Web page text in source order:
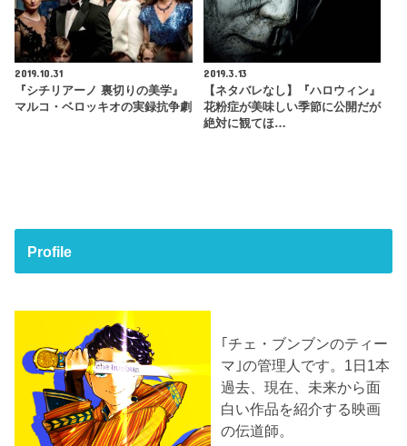
2019.10.31
『シチリアーノ 裏切りの美学』
マルコ・ベロッキオの実録抗争劇
2019.3.13
【ネタバレなし】『ハロウィン』
花粉症が美味しい季節に公開だが
絶対に観てほ…
Profile
｢チェ・ブンブンのティー
マ｣の管理人です。1日1本
過去、現在、未来から面
白い作品を紹介する映画
の伝道師。